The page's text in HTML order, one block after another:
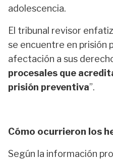
adolescencia.
El tribunal revisor
se encuentre en prisión
afectación a sus
procesales que
prisión preventiva”.
Cómo ocurrieron los
Según la información